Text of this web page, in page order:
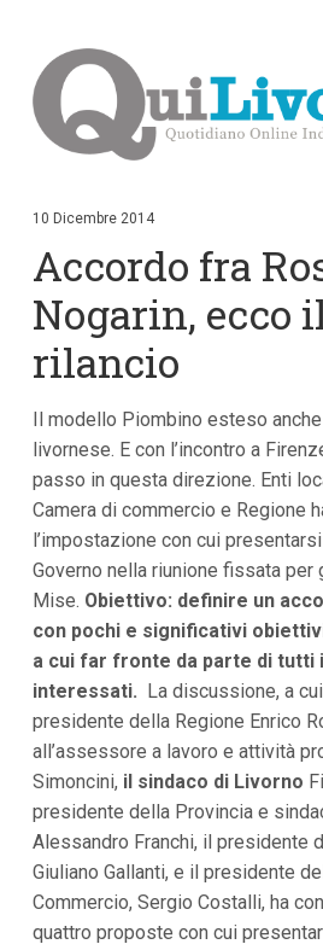
i
c
t
e
n
t
p
r
n
c
i
p
a
i
V
a
a
l
e
n
ù
P
r
n
c
10 Dicembre 2014
Accordo fra
Nogarin, ecco
rilancio
Il modello Piombino esteso
livornese. E con l’incontro a
passo in questa direzione. Enti
Camera di commercio e Regione
l’impostazione con cui
Governo nella riunione fissata per
Mise. Obiettivo: definire un
con pochi e significativi
a cui far fronte da parte di tutti
interessati. La discussione, a
presidente della Regione Enrico
all’assessore a lavoro e attività
Simoncini, il sindaco di Livorno
presidente della Provincia e
Alessandro Franchi, il presidente
Giuliano Gallanti, e il presidente
Commercio, Sergio Costalli, ha
quattro proposte con cui